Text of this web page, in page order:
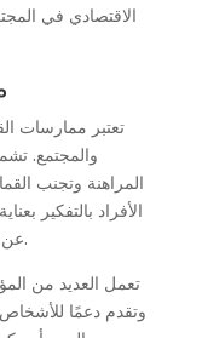
الاقتصادي في
تعتبر ممارسات
والمجتمع.
المراهنة وتجنب
الأفراد بالتفكير
عن المعلومات اللازمة حول المخاطر والفوائد.
تعمل العديد من
وتقدم دعمًا